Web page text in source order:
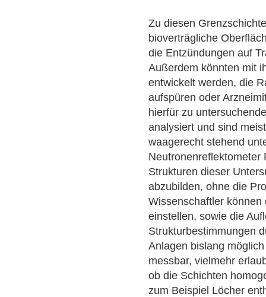
Zu diesen
bioverträgliche
die Entzündungen auf
Außerdem könnten mit
entwickelt werden, die
aufspüren oder
hierfür zu
analysiert und sind
waagerecht stehend
Neutronenreflektometer
Strukturen dieser
abzubilden, ohne die
Wissenschaftler
einstellen, sowie die
Strukturbestimmungen
Anlagen bislang
messbar, vielmehr
ob die Schichten
zum Beispiel Löcher